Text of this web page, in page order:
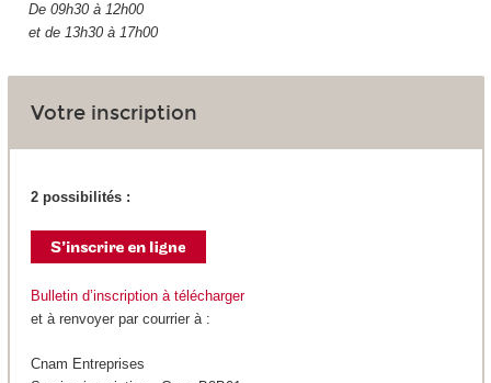
De 09h30 à 12h00
et de 13h30 à 17h00
Votre inscription
2 possibilités :
Bulletin d’inscription à télécharger
et à renvoyer par courrier à :
Cnam Entreprises